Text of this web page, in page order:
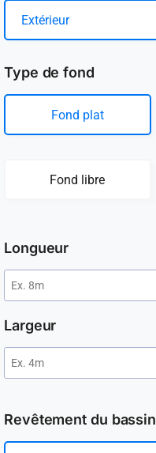
Extérieur
Type de fond
Fond plat
Fond libre
Longueur
Largeur
Revêtement du bassin